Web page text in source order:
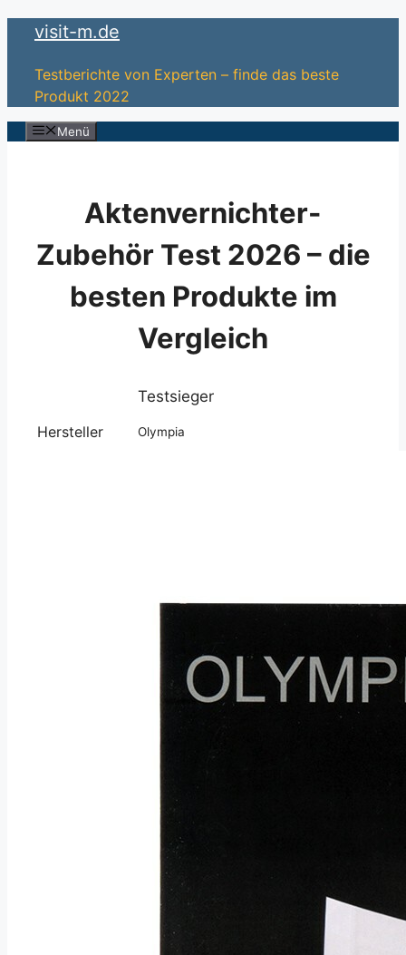
Zum
springen
visit-m.de
Testberichte von Experten – finde das beste
Produkt 2022
Menü
Aktenvernichter-
Zubehör Test 2026 – die
besten Produkte im
Vergleich
Testsieger
Hersteller
Olympia